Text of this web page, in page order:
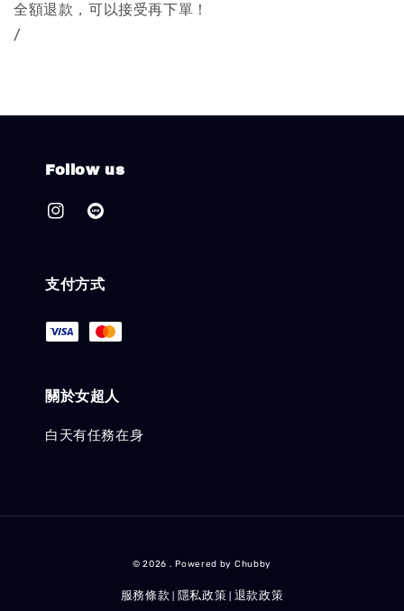
全額退款，可以接受再下單！
/
Follow us
支付方式
關於女超人
白天有任務在身
© 2026 . Powered by Chubby
服務條款 隱私政策 退款政策